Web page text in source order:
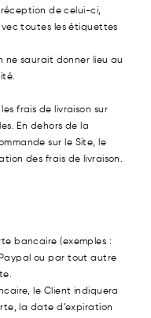
de celui-ci,
toutes les étiquettes
ne saurait donner lieu au
les frais de livraison sur
En dehors de la
sur le Site, le
des frais de livraison.
bancaire (exemples :
ou par tout autre
le Client indiquera
la date d’expiration